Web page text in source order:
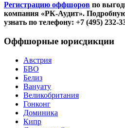
Регистрацию оффшоров по
компания «РК-Аудит».
узнать по телефону: +7 (495) 232-
Оффшорные юрисдикции
Австрия
БВО
Белиз
Вануату
Великобритания
Гонконг
Доминика
Кипр